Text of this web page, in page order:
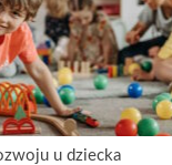
u dziecka